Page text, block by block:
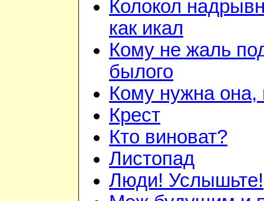
Колокол
как икал
Кому не жаль
былого
Кому нужна она,
Крест
Кто виноват?
Листопад
Люди! Услышьте!